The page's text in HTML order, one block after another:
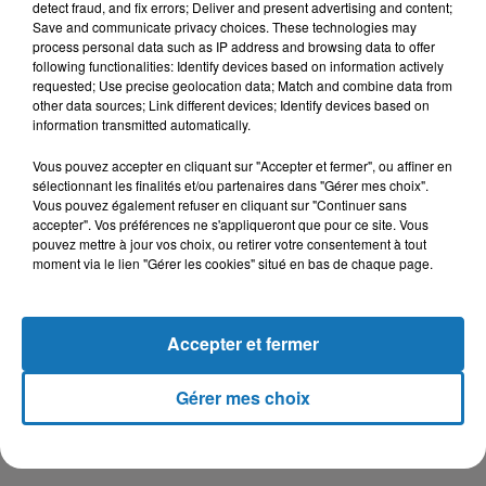
Pour rappel, depuis le 17 novembre, chaque samedi, des
dizaines de milliers de manifestants protestent contre la
politique « macroniste » et réclament des mesures en faveur
du pouvoir d’achat et de la justice sociale.
detect fraud, and fix errors; Deliver and present advertising and content;
Save and communicate privacy choices. These technologies may
process personal data such as IP address and browsing data to offer
following functionalities: Identify devices based on information actively
requested; Use precise geolocation data; Match and combine data from
other data sources; Link different devices; Identify devices based on
information transmitted automatically.
Vous pouvez accepter en cliquant sur "Accepter et fermer", ou affiner en
sélectionnant les finalités et/ou partenaires dans "Gérer mes choix".
Vous pouvez également refuser en cliquant sur "Continuer sans
accepter". Vos préférences ne s'appliqueront que pour ce site. Vous
pouvez mettre à jour vos choix, ou retirer votre consentement à tout
moment via le lien "Gérer les cookies" situé en bas de chaque page.
Gérer mes choix
Accepter et fermer